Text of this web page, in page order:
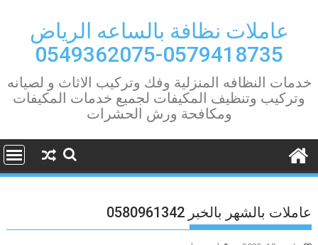
contentعاملات نظافة بالساعه الرياض
0579418735-0549362075
خدمات النظافه المنزلية وفك وتركيب الاثاث و لصيانه
وتركيب وتنظيف المكيفات لجميع خدمات المكيفات
ومكافحة ورش الحشرات
عاملات بالشهر بالخبر 0580961342